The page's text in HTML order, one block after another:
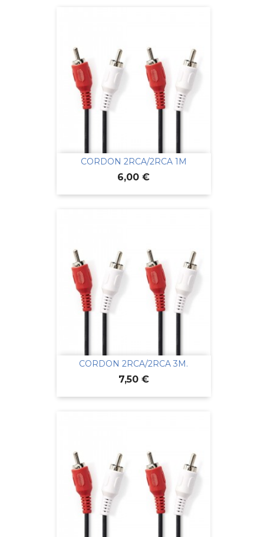
CORDON 2RCA/2RCA 1M
Prix
6,00 €
CORDON 2RCA/2RCA 3M.
Prix
7,50 €